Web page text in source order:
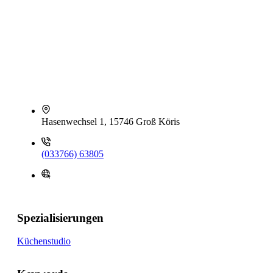
Hasenwechsel 1, 15746 Groß Köris
(033766) 63805
Spezialisierungen
Küchenstudio